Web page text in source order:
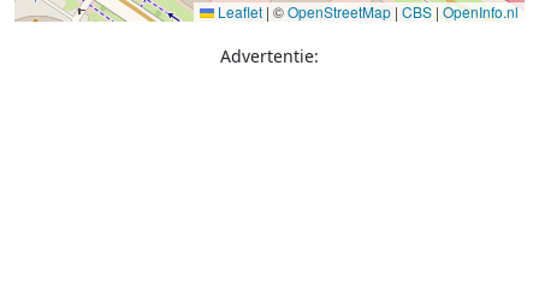
Leaflet | ©OpenStreetMap | CBS | OpenInfo.nl
Advertentie: